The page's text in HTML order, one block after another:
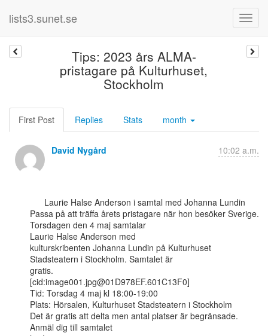
lists3.sunet.se
Tips: 2023 års ALMA-
pristagare på Kulturhuset,
Stockholm
First Post Replies Stats month
David Nygård 10:02 a.m.
Passa på att träffa årets pristagare när hon besöker Sverige.
Torsdagen den 4 maj samtalar
Laurie Halse Anderson med
kulturskribenten Johanna Lundin på Kulturhuset
Stadsteatern i Stockholm. Samtalet är
gratis.
[cid:image001.jpg@01D978EF.601C13F0]
Tid: Torsdag 4 maj kl 18:00-19:00
Plats: Hörsalen, Kulturhuset Stadsteatern i Stockholm
Det är gratis att delta men antal platser är begränsade.
Anmäl dig till samtalet